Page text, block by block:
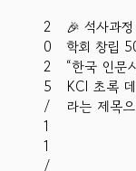
2
0
2
5
/
1
1
/
🎉 석사과
학회 창립
“한국 인문
KCI 초록
라는 제목